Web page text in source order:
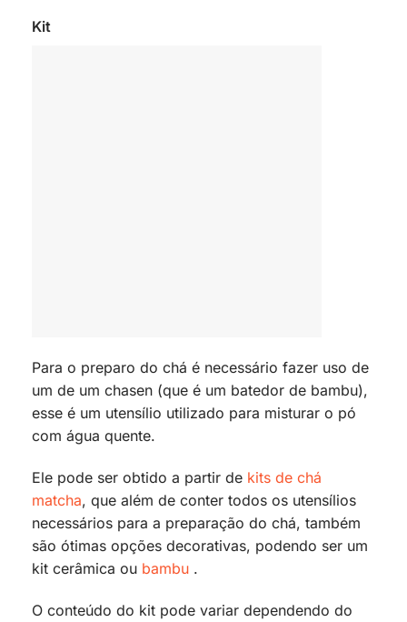
Kit
Para o preparo do chá é necessário fazer uso de
um de um chasen (que é um batedor de bambu),
esse é um utensílio utilizado para misturar o pó
com água quente.
Ele pode ser obtido a partir de kits de chá
matcha, que além de conter todos os utensílios
necessários para a preparação do chá, também
são ótimas opções decorativas, podendo ser um
kit cerâmica ou bambu .
O conteúdo do kit pode variar dependendo do